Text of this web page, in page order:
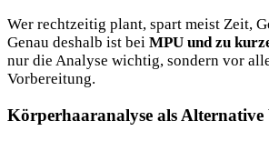
Wer rechtzeitig plant, spart meist Zeit,
Genau deshalb ist bei MPU und zu
nur die Analyse wichtig, sondern vor
Vorbereitung.
Körperhaaranalyse als